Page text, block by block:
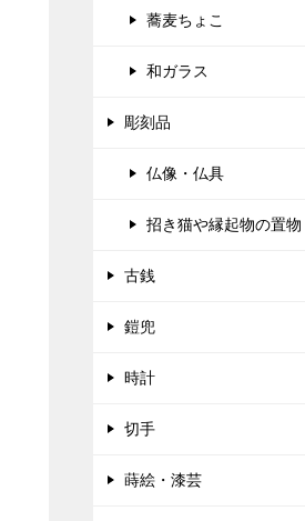
蕎麦ちょこ
和ガラス
彫刻品
仏像・仏具
招き猫や縁起物の置物
古銭
鎧兜
時計
切手
蒔絵・漆芸